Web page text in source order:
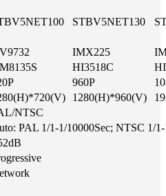
STBV5NET130
IMX225
HI3518C
960P
1280(H)*960(V)
NTSC
PAL 1/1-1/10000Sec; NTSC 1/1-